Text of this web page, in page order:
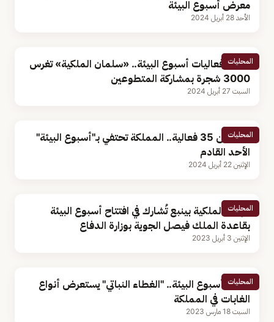
معرض أسبوع البيئة
الأحد 28 أبريل 2024
المحليات
ضمن فعاليات أسبوع البيئة.. «سلمان الملكية» تغرس
3000 شجرة بمشاركة المتطوعين
السبت 27 أبريل 2024
المحليات
بأكثر من 35 فعالية.. المملكة تحتفي بـ"أسبوع البيئة"
الأحد القادم
الإثنين 22 أبريل 2024
المحليات
الهيئة الملكية بينبع تُشارك في افتتاح أسبوع البيئة
بقاعدة الملك فيصل الجوية بوزارة الدفاع
الإثنين 3 أبريل 2023
المحليات
ضمن أسبوع البيئة.. "الغطاء النباتي" يستعرض أنواع
الغابات في المملكة
السبت 18 مارس 2023